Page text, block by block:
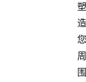
塑
造
您
周
围